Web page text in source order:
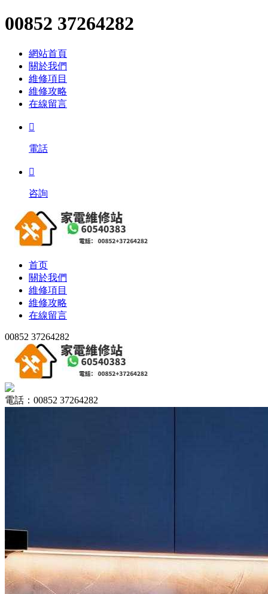
00852 37264282
網站首頁
關於我們
維修項目
維修攻略
在線留言

電話

咨詢
首页
關於我們
維修項目
維修攻略
在線留言
00852 37264282
電話：00852 37264282